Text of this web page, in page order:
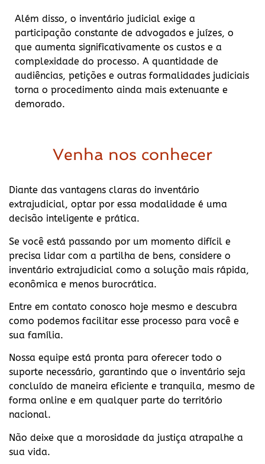
Além disso, o inventário judicial exige a
participação constante de advogados e juízes, o
que aumenta significativamente os custos e a
complexidade do processo. A quantidade de
audiências, petições e outras formalidades judiciais
torna o procedimento ainda mais extenuante e
demorado.
Venha nos conhecer
Diante das vantagens claras do inventário
extrajudicial, optar por essa modalidade é uma
decisão inteligente e prática.
Se você está passando por um momento difícil e
precisa lidar com a partilha de bens, considere o
inventário extrajudicial como a solução mais rápida,
econômica e menos burocrática.
Entre em contato conosco hoje mesmo e descubra
como podemos facilitar esse processo para você e
sua família.
Nossa equipe está pronta para oferecer todo o
suporte necessário, garantindo que o inventário seja
concluído de maneira eficiente e tranquila, mesmo de
forma online e em qualquer parte do território
nacional.
Não deixe que a morosidade da justiça atrapalhe a
sua vida.